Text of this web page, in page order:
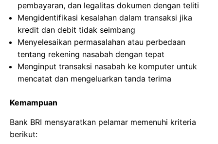
pembayaran, dan legalitas dokumen dengan teliti
Mengidentifikasi kesalahan dalam transaksi jika
kredit dan debit tidak seimbang
Menyelesaikan permasalahan atau perbedaan
tentang rekening nasabah dengan tepat
Menginput transaksi nasabah ke komputer untuk
mencatat dan mengeluarkan tanda terima
Kemampuan
Bank BRI mensyaratkan pelamar memenuhi kriteria
berikut: